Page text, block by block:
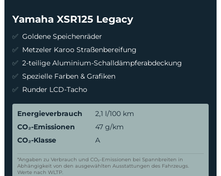
Yamaha XSR125 Legacy
Goldene Speichenräder
Metzeler Karoo Straßenbereifung
2-teilige Aluminium-Schalldämpferabdeckung
Spezielle Farben & Grafiken
Runder LCD-Tacho
Energieverbrauch
2,1 l/100 km
CO₂-Emissionen
47 g/km
CO₂-Klasse
A
*Angaben zu Verbrauch und CO₂-Emissionen bei Spannbreiten in
Abhängigkeit von den ausgewählten Ausstattungen des Fahrzeugs.
Werte nach WLTP.